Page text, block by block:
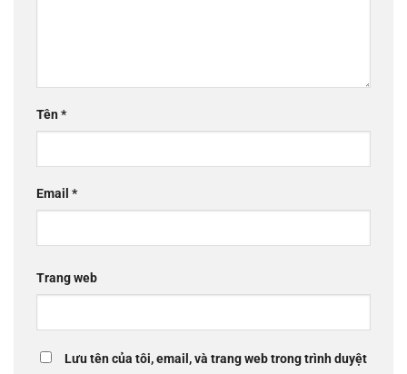
Tên*
Email *
Trang web
Lưu tên của tôi, email, và trang web trong trình duyệt